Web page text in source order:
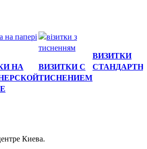
НА
просмотр
ВИЗИТКИ С
ТИСНЕНИЕМ
просмотр
ВИЗИТКИ
Киева.